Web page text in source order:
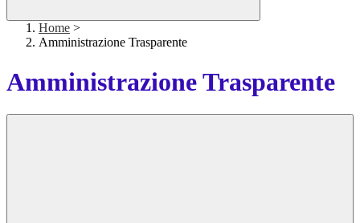
Home >
Amministrazione Trasparente
Amministrazione Trasparente